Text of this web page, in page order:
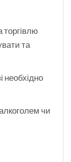
торгівлю
та
необхідно
чи